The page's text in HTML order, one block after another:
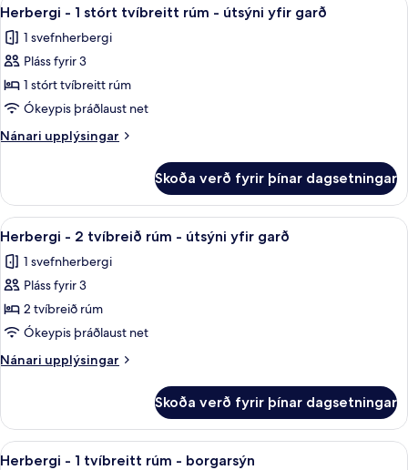
-
sjávarsýn
1
tvíbreitt
rúm
sjávarsýn
allar
myndir
fyrir
Herbergi
-
1
stórt
rúm
útsýni
yfir
garð
4
Herbergi - 1 stórt tvíbreitt rúm - útsýni yfir garð
1 svefnherbergi
Pláss fyrir 3
1 stórt tvíbreitt rúm
Ókeypis þráðlaust net
Nánari upplýsingar
Nánari
-
stórt
tvíbreitt
rúm
yfir
garð
Skoða verð fyrir þínar dagsetningar
Skoða
allar
myndir
fyrir
Herbergi
-
2
tvíbreið
-
útsýni
yfir
Herbergi - 2 tvíbreið rúm - útsýni
4
Herbergi - 2 tvíbreið rúm - útsýni yfir garð
1 svefnherbergi
Pláss fyrir 3
2 tvíbreið rúm
Ókeypis þráðlaust net
Nánari upplýsingar
Nánari
-
tvíbreið
Skoða verð fyrir þínar dagsetningar
Skoða
Herbergi - 1 tvíbreitt rúm -
4
Herbergi - 1 tvíbreitt rúm - borgarsýn